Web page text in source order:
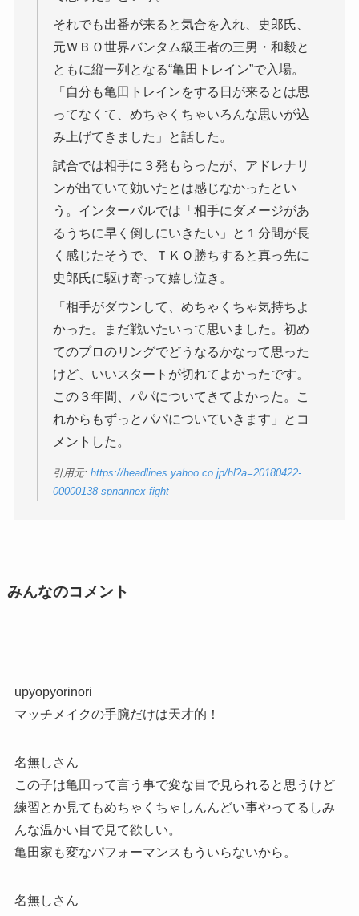
それでも出番が来ると気合を入れ、史郎氏、
元ＷＢＯ世界バンタム級王者の三男・和毅と
ともに縦一列となる“亀田トレイン”で入場。
「自分も亀田トレインをする日が来るとは思
ってなくて、めちゃくちゃいろんな思いが込
み上げてきました」と話した。
試合では相手に３発もらったが、アドレナリ
ンが出ていて効いたとは感じなかったとい
う。インターバルでは「相手にダメージがあ
るうちに早く倒しにいきたい」と１分間が長
く感じたそうで、ＴＫＯ勝ちすると真っ先に
史郎氏に駆け寄って嬉し泣き。
「相手がダウンして、めちゃくちゃ気持ちよ
かった。まだ戦いたいって思いました。初め
てのプロのリングでどうなるかなって思った
けど、いいスタートが切れてよかったです。
この３年間、パパについてきてよかった。こ
れからもずっとパパについていきます」とコ
メントした。
引用元: https://headlines.yahoo.co.jp/hl?a=20180422-
00000138-spnannex-fight
みんなのコメント
upyopyorinori
マッチメイクの手腕だけは天才的！
名無しさん
この子は亀田って言う事で変な目で見られると思うけど
練習とか見てもめちゃくちゃしんんどい事やってるしみ
んな温かい目で見て欲しい。
亀田家も変なパフォーマンスもういらないから。
名無しさん